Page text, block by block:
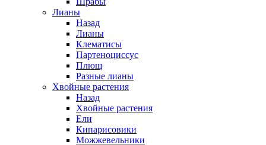
Лианы
Назад
Лианы
Клематисы
Партеноциссус
Плющ
Разные лианы
Хвойные растения
Назад
Хвойные растения
Ели
Кипарисовики
Можжевельники